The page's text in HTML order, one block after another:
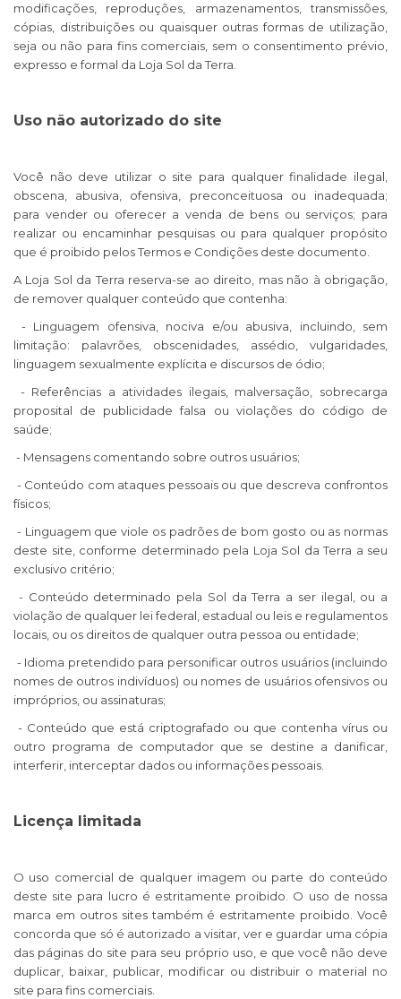
modificações, reproduções, armazenamentos, transmissões,
cópias, distribuições ou quaisquer outras formas de utilização,
seja ou não para fins comerciais, sem o consentimento prévio,
expresso e formal da Loja Sol da Terra.
Uso não autorizado do site
Você não deve utilizar o site para qualquer finalidade ilegal,
obscena, abusiva, ofensiva, preconceituosa ou inadequada;
para vender ou oferecer a venda de bens ou serviços; para
realizar ou encaminhar pesquisas ou para qualquer propósito
que é proibido pelos Termos e Condições deste documento.
A Loja Sol da Terra reserva-se ao direito, mas não à obrigação,
de remover qualquer conteúdo que contenha:
- Linguagem ofensiva, nociva e/ou abusiva, incluindo, sem
limitação: palavrões, obscenidades, assédio, vulgaridades,
linguagem sexualmente explícita e discursos de ódio;
- Referências a atividades ilegais, malversação, sobrecarga
proposital de publicidade falsa ou violações do código de
saúde;
- Mensagens comentando sobre outros usuários;
- Conteúdo com ataques pessoais ou que descreva confrontos
físicos;
- Linguagem que viole os padrões de bom gosto ou as normas
deste site, conforme determinado pela Loja Sol da Terra a seu
exclusivo critério;
- Conteúdo determinado pela Sol da Terra a ser ilegal, ou a
violação de qualquer lei federal, estadual ou leis e regulamentos
locais, ou os direitos de qualquer outra pessoa ou entidade;
- Idioma pretendido para personificar outros usuários (incluindo
nomes de outros indivíduos) ou nomes de usuários ofensivos ou
impróprios, ou assinaturas;
- Conteúdo que está criptografado ou que contenha vírus ou
outro programa de computador que se destine a danificar,
interferir, interceptar dados ou informações pessoais.
Licença limitada
O uso comercial de qualquer imagem ou parte do conteúdo
deste site para lucro é estritamente proibido. O uso de nossa
marca em outros sites também é estritamente proibido. Você
concorda que só é autorizado a visitar, ver e guardar uma cópia
das páginas do site para seu próprio uso, e que você não deve
duplicar, baixar, publicar, modificar ou distribuir o material no
site para fins comerciais.